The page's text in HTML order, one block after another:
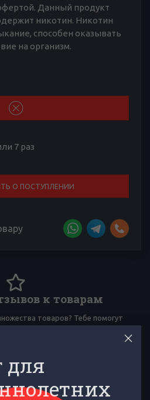
Данный продукт
никотин. Никотин
способен оказывать
на организм.
7 раз
О ПОСТУПЛЕНИИ
к товарам
товаров? Тебе помогут
для